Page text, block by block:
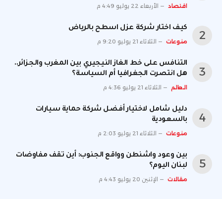
اقتصاد الأربعاء 22 يوليو 4:49 م
كيف اختار شركة عزل اسطح بالرياض
منوعات الثلاثاء 21 يوليو 9:20 م
التنافس على خط الغاز النيجيري بين المغرب والجزائر..
هل انتصرت الجغرافيا أم السياسة؟
العالم الثلاثاء 21 يوليو 4:36 م
دليل شامل لاختيار أفضل شركة حماية سيارات
بالسعودية
منوعات الثلاثاء 21 يوليو 2:03 م
بين وعود واشنطن وواقع الجنوب: أين تقف مفاوضات
لبنان اليوم؟
مقالات الإثنين 20 يوليو 4:43 م